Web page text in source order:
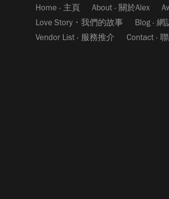
Home ‧ 主頁 About ‧ 關於Alex
Love Story・我們的故事
Blog ‧ 網
Vendor List ‧ 服務推介
Contact ‧